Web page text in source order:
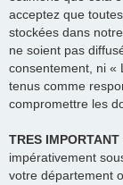
acceptez que
stockées dans
ne soient pas
consentement, ni «
tenus comme
compromettre les
TRES IMPORTANT
impérativement
votre département